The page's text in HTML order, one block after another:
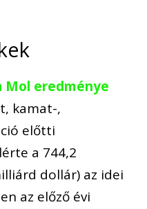
Mol eredménye
kamat-,
előtti
a 744,2
dollár) az idei
az előző évi